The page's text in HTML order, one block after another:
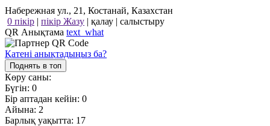
Набережная ул., 21, Костанай, Казахстан
0 пікір | пікір Жазу | қалау | салыстыру
QR Анықтама text_what
Қатені анықтадыңыз ба?
Поднять в топ
Көру саны:
Бүгін: 0
Бір аптадан кейін: 0
Айына: 2
Барлық уақытта: 17